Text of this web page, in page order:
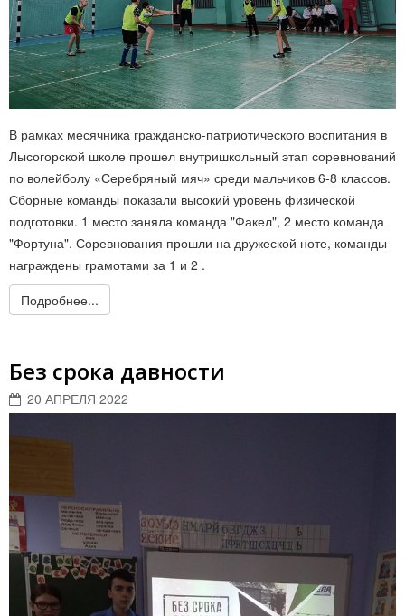
В рамках месячника гражданско-патриотического воспитания в
Лысогорской школе прошел внутришкольный этап соревнований
по волейболу «Серебряный мяч» среди мальчиков 6-8 классов.
Сборные команды показали высокий уровень физической
подготовки. 1 место заняла команда "Факел", 2 место команда
"Фортуна". Соревнования прошли на дружеской ноте, команды
награждены грамотами за 1 и 2 .
Подробнее...
Без срока давности
20 АПРЕЛЯ 2022